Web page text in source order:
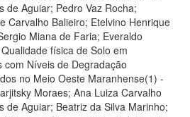
de Aguiar; Pedro Vaz Rocha;
Carvalho Balieiro; Etelvino Henrique
Miana de Faria; Everaldo
física de Solo em
com Níveis de Degradação
no Meio Oeste Maranhense(1) -
Moraes; Ana Luiza Carvalho
de Aguiar; Beatriz da Silva Marinho;